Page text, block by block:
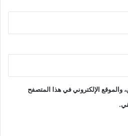
والموقع الإلكتروني في هذا المتصفح